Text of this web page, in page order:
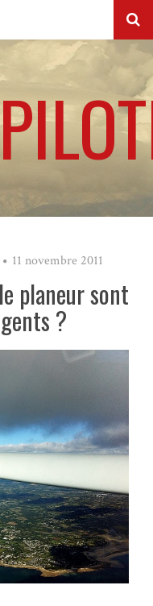
11 novembre 2011
planeur sont
?